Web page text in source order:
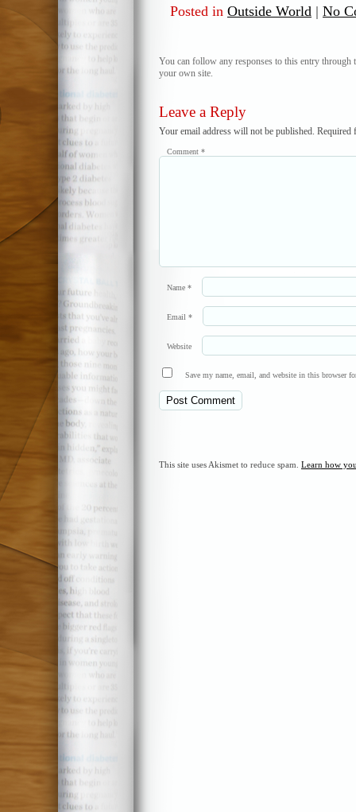
Posted in Outside World | No
You can follow any responses to this entry through
your own site.
Leave a Reply
Your email address will not be published. Required
Comment *
Name *
Email *
Website
Save my name, email, and website in this browser
This site uses Akismet to reduce spam. Learn how